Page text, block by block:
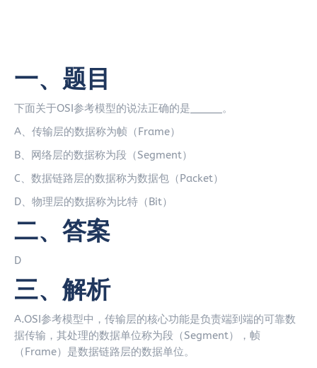
一、题目
下面关于OSI参考模型的说法正确的是_____。
A、传输层的数据称为帧（Frame）
B、网络层的数据称为段（Segment）
C、数据链路层的数据称为数据包（Packet）
D、物理层的数据称为比特（Bit）
二、答案
D
三、解析
A.OSI参考模型中，传输层的核心功能是负责端到端的可靠数
据传输，其处理的数据单位称为段（Segment），帧
（Frame）是数据链路层的数据单位。